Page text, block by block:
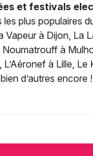
et festivals
les plus populaires
Vapeur à Dijon, La
à
à Lille, Le
d’autres encore !